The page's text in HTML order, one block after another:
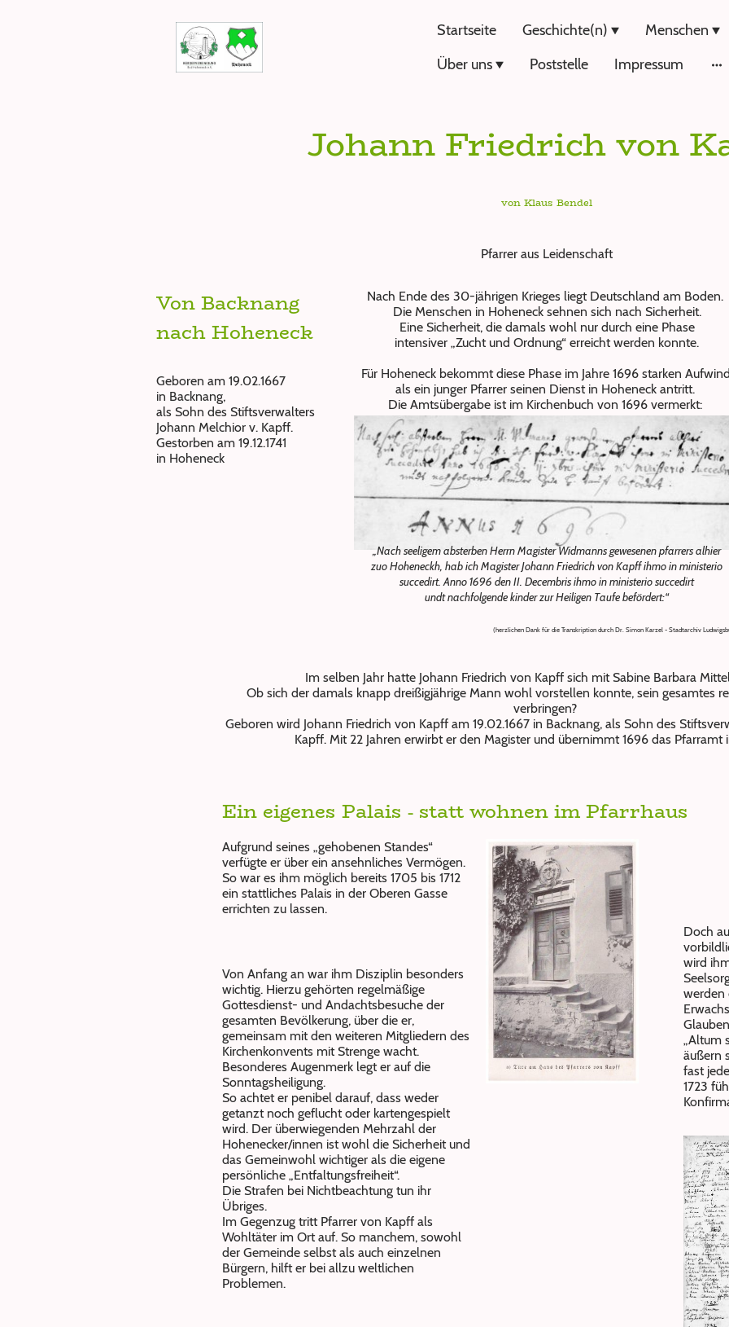
Startseite Geschichte(n)
Menschen
Über uns
Poststelle Impressum
Johann Friedrich von
von Klaus Bendel
Pfarrer aus Leidenschaft
Von Backnang
nach Hoheneck
Geboren am 19.02.1667
in Backnang,
als Sohn des Stiftsverwalters
Johann Melchior v. Kapff.
Gestorben am 19.12.1741
in Hoheneck
Ein eigenes Palais - statt wohnen im Pfarrhaus
Nach Ende des 30-jährigen Krieges liegt Deutschland am Boden.
Die Menschen in Hoheneck sehnen sich nach Sicherheit.
Eine Sicherheit, die damals wohl nur durch eine Phase
intensiver „Zucht und Ordnung“ erreicht werden konnte.
Für Hoheneck bekommt diese Phase im Jahre 1696 starken
als ein junger Pfarrer seinen Dienst in Hoheneck antritt.
Die Amtsübergabe ist im Kirchenbuch von 1696 vermerkt:
„Nach seeligem absterben Herrn Magister Widmanns gewesenen pfarrers alhier
zuo Hoheneckh, hab ich Magister Johann Friedrich von Kapff ihmo in ministerio
succedirt. Anno 1696 den II. Decembris ihmo in ministerio succedirt
undt nachfolgende kinder zur Heiligen Taufe befördert:“
(herzlichen Dank für die Transkription durch Dr. Simon Karzel - Stadtarchiv
Im selben Jahr hatte Johann Friedrich von Kapff sich mit Sabine Barbara
Ob sich der damals knapp dreißigjährige Mann wohl vorstellen konnte, sein gesamtes
verbringen?
Geboren wird Johann Friedrich von Kapff am 19.02.1667 in Backnang, als Sohn des
Kapff. Mit 22 Jahren erwirbt er den Magister und übernimmt 1696 das Pfarramt
Aufgrund seines „gehobenen Standes“
verfügte er über ein ansehnliches Vermögen.
So war es ihm möglich bereits 1705 bis 1712
ein stattliches Palais in der Oberen Gasse
errichten zu lassen.
Von Anfang an war ihm Disziplin besonders
wichtig. Hierzu gehörten regelmäßige
Gottesdienst- und Andachtsbesuche der
gesamten Bevölkerung, über die er,
gemeinsam mit den weiteren Mitgliedern des
Kirchenkonvents mit Strenge wacht.
Besonderes Augenmerk legt er auf die
Sonntagsheiligung.
So achtet er penibel darauf, dass weder
getanzt noch geflucht oder kartengespielt
wird. Der überwiegenden Mehrzahl der
Hohenecker/innen ist wohl die Sicherheit und
das Gemeinwohl wichtiger als die eigene
persönliche „Entfaltungsfreiheit“.
Die Strafen bei Nichtbeachtung tun ihr
Übriges.
Im Gegenzug tritt Pfarrer von Kapff als
Wohltäter im Ort auf. So manchem, sowohl
der Gemeinde selbst als auch einzelnen
Bürgern, hilft er bei allzu weltlichen
Problemen.
Doch
wird
werden
„Altum
äußern
fast
1723